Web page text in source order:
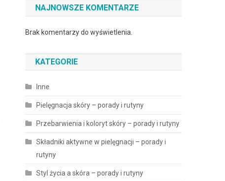
NAJNOWSZE KOMENTARZE
Brak komentarzy do wyświetlenia.
KATEGORIE
Inne
Pielęgnacja skóry – porady i rutyny
Przebarwienia i koloryt skóry – porady i rutyny
Składniki aktywne w pielęgnacji – porady i
rutyny
Styl życia a skóra – porady i rutyny